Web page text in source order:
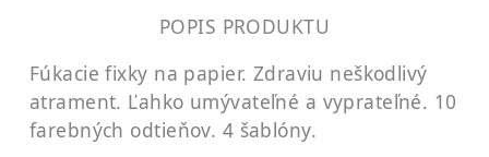
POPIS PRODUKTU
Fúkacie fixky na papier. Zdraviu neškodlivý
atrament. Ľahko umývateľné a vyprateľné. 10
farebných odtieňov. 4 šablóny.